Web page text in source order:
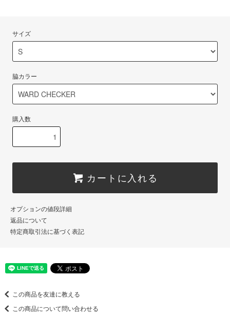
サイズ
脇カラー
購入数
カートに入れる
オプションの値段詳細
返品について
特定商取引法に基づく表記
この商品を友達に教える
この商品について問い合わせる